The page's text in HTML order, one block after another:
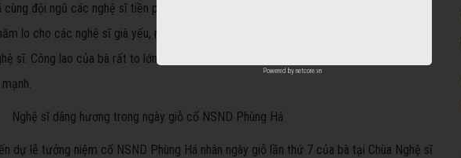
đội ngũ các nghệ sĩ tiền phong, nghệ sĩ yêu nước, thành lập Ban ái hữu tương tế
lo cho các nghệ sĩ già yếu, neo đơn, bệnh tật và xây Khu dưỡng lão nghệ sĩ TPHCM,
sĩ. Công lao của bà rất to lớn, là tấm gương sáng cho các thế hệ nghệ sĩ noi theo” –
dự lễ tưởng niệm cố NSND Phùng Há nhân ngày giỗ lần thứ 7 của bà tại Chùa Nghệ sĩ
Powered by netcore.vn